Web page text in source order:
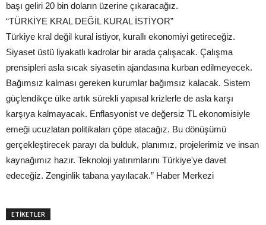
başı geliri 20 bin doların üzerine çıkaracağız.
“TÜRKİYE KRAL DEĞİL KURAL İSTİYOR”
Türkiye kral değil kural istiyor, kurallı ekonomiyi getireceğiz.
Siyaset üstü liyakatlı kadrolar bir arada çalışacak. Çalışma
prensipleri asla sıcak siyasetin ajandasına kurban edilmeyecek.
Bağımsız kalması gereken kurumlar bağımsız kalacak. Sistem
güçlendikçe ülke artık sürekli yapısal krizlerle de asla karşı
karşıya kalmayacak. Enflasyonist ve değersiz TL ekonomisiyle
emeği ucuzlatan politikaları çöpe atacağız. Bu dönüşümü
gerçekleştirecek parayı da bulduk, planımız, projelerimiz ve insan
kaynağımız hazır. Teknoloji yatırımlarını Türkiye'ye davet
edeceğiz. Zenginlik tabana yayılacak.” Haber Merkezi
ETİKETLER